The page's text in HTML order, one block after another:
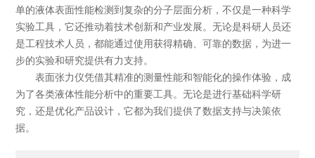
单的液体表面性能检测到复杂的分子层面分析，不仅是一种科学
实验工具，它还推动着技术创新和产业发展。无论是科研人员还
是工程技术人员，都能通过使用获得精确、可靠的数据，为进一
步的实验和研究提供有力支持。
表面张力仪凭借其精准的测量性能和智能化的操作体验，成
为了各类液体性能分析中的重要工具。无论是进行基础科学研
究，还是优化产品设计，它都为我们提供了数据支持与决策依
据。